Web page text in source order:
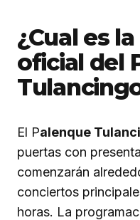
¿Cual es
oficial del
El Palenque
puertas con
comenzarán
conciertos
horas. La